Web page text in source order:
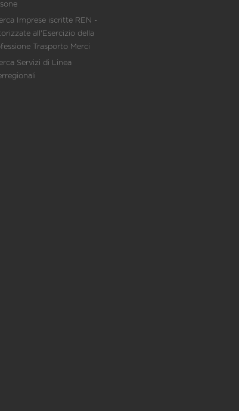
Imprese iscritte REN -
all'Esercizio della
Trasporto Merci
Servizi di Linea